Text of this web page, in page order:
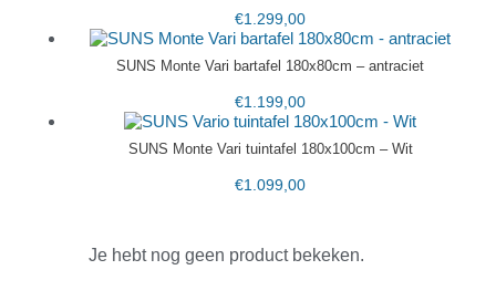
€1.299,00
SUNS Monte Vari bartafel 180x80cm – antraciet
€1.199,00
SUNS Monte Vari tuintafel 180x100cm – Wit
€1.099,00
Je hebt nog geen product bekeken.